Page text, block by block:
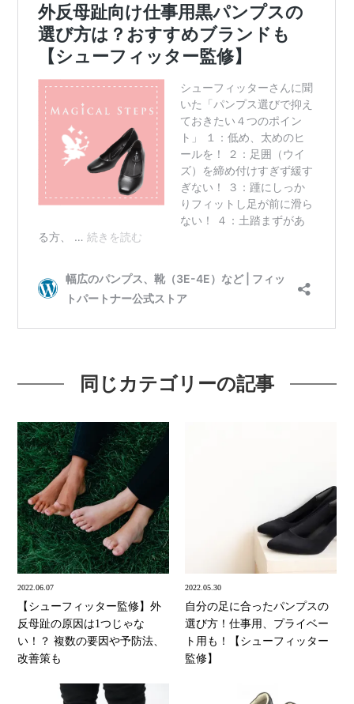
同じカテゴリーの記事
2022.06.07
【シューフィッター監修】外
反母趾の原因は1つじゃな
い！？ 複数の要因や予防法、
改善策も
2022.05.30
自分の足に合ったパンプスの
選び方！仕事用、プライベー
ト用も！【シューフィッター
監修】